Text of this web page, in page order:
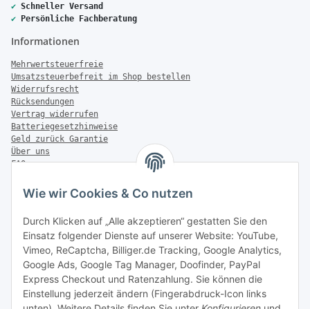
Wie wir Cookies & Co nutzen
Durch Klicken auf „Alle akzeptieren“ gestatten Sie den
Einsatz folgender Dienste auf unserer Website: YouTube,
Vimeo, ReCaptcha, Billiger.de Tracking, Google Analytics,
Google Ads, Google Tag Manager, Doofinder, PayPal
Express Checkout und Ratenzahlung. Sie können die
Einstellung jederzeit ändern (Fingerabdruck-Icon links
✔ Schneller Versand
✔ Persönliche Fachberatung
Informationen
Mehrwertsteuerfreie
Umsatzsteuerbefreit im Shop bestellen
Widerrufsrecht
Rücksendungen
Vertrag widerrufen
Batteriegesetzhinweise
Geld zurück Garantie
Über uns
FAQ
Zahlung & Versand
Versandinformationen